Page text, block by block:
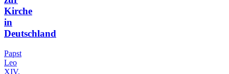
Kirche
in
Deutschland
Papst
Leo
XIV.